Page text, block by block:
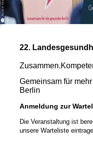
22.
Gemeinsam für
Berlin
Anmeldung zur
Die Veranstaltung ist
unsere Warteliste